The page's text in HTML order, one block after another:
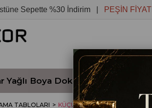
Sepette %30 İndirim |PEŞİN FİYATINA 3
Yağlı Boya Dokulu Tablolar
TABLOLARI KÜÇÜK TIRTIL HAYVAN